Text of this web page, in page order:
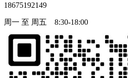
18675192149
周一 至 周五 8:30-18:00